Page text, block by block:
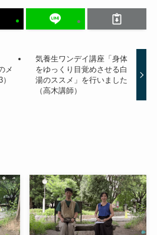
メ
気養生ワンデイ講座「身体
をゆっくり目覚めさせる白
湯のススメ」を行いました
（高木講師）